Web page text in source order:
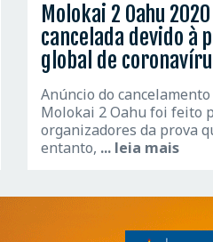
Molokai 2 Oahu
cancelada devido à
global de
Anúncio do
Molokai 2 Oahu foi feito
organizadores da prova
entanto, ... leia mais